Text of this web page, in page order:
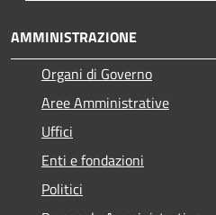
AMMINISTRAZIONE
Organi di Governo
Aree Amministrative
Uffici
Enti e fondazioni
Politici